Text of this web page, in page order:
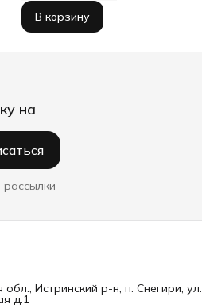
В корзину
на
обл., Истринский р-н, п. Снегири, ул.
д.1